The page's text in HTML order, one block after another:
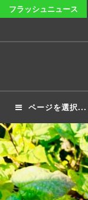
テ
へ
キ
ッ
プ
フラッシュニュース
ページを選択...